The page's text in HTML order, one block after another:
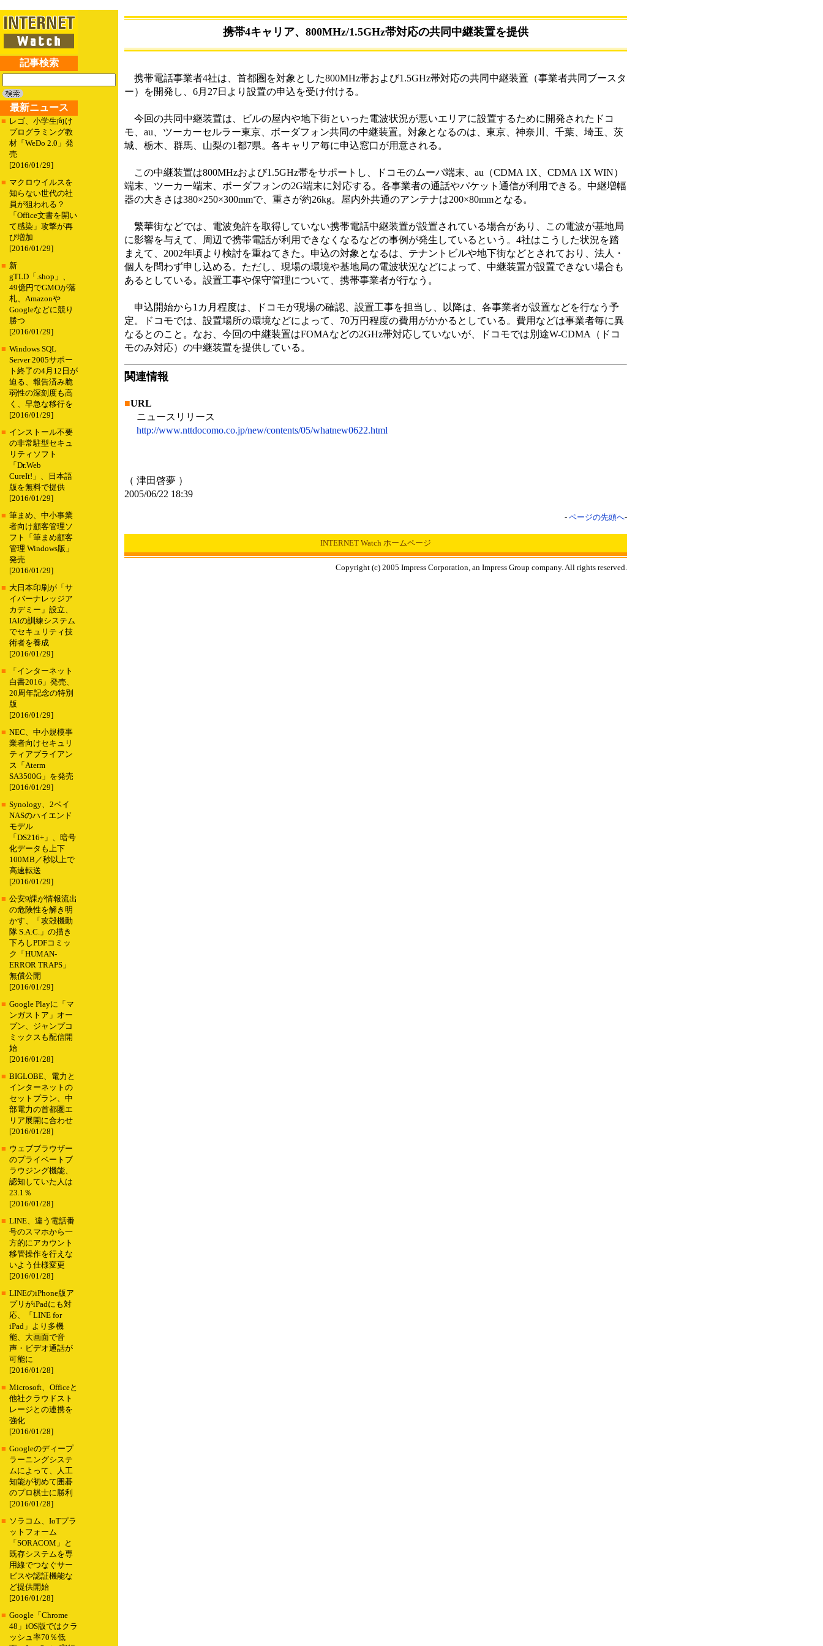
記事検索
最新ニュース
■ レゴ、小学生向け
プログラミング教
材「WeDo 2.0」発
売
[2016/01/29]
■ マクロウイルスを
知らない世代の社
員が狙われる？
「Office文書を開い
て感染」攻撃が再
び増加
[2016/01/29]
■ 新
gTLD「.shop」、
49億円でGMOが落
札、Amazonや
Googleなどに競り
勝つ
[2016/01/29]
■ Windows SQL
Server 2005サポー
ト終了の4月12日が
迫る、報告済み脆
弱性の深刻度も高
く、早急な移行を
[2016/01/29]
■ インストール不要
の非常駐型セキュ
リティソフト
「Dr.Web
CureIt!」、日本語
版を無料で提供
[2016/01/29]
■ 筆まめ、中小事業
者向け顧客管理ソ
フト「筆まめ顧客
管理 Windows版」
発売
[2016/01/29]
■ 大日本印刷が「サ
イバーナレッジア
カデミー」設立、
IAIの訓練システム
でセキュリティ技
術者を養成
[2016/01/29]
■
「インターネット
白書2016」発売、
20周年記念の特別
版
[2016/01/29]
■ NEC、中小規模事
業者向けセキュリ
ティアプライアン
ス「Aterm
SA3500G」を発売
[2016/01/29]
■ Synology、2ベイ
NASのハイエンド
モデル
「DS216+」、暗号
化データも上下
100MB／秒以上で
高速転送
[2016/01/29]
■ 公安9課が情報流出
の危険性を解き明
かす、「攻殻機動
隊 S.A.C.」の描き
下ろしPDFコミッ
ク「HUMAN-
ERROR TRAPS」
無償公開
[2016/01/29]
■ Google Playに「マ
ンガストア」オー
プン、ジャンプコ
ミックスも配信開
始
[2016/01/28]
■ BIGLOBE、電力と
インターネットの
セットプラン、中
部電力の首都圏エ
リア展開に合わせ
[2016/01/28]
■ ウェブブラウザー
のプライベートブ
ラウジング機能、
認知していた人は
23.1％
[2016/01/28]
■ LINE、違う電話番
号のスマホから一
方的にアカウント
移管操作を行えな
いよう仕様変更
[2016/01/28]
■ LINEのiPhone版ア
プリがiPadにも対
応、「LINE for
iPad」より多機
能、大画面で音
声・ビデオ通話が
可能に
[2016/01/28]
■ Microsoft、Officeと
他社クラウドスト
レージとの連携を
強化
[2016/01/28]
■ Googleのディープ
ラーニングシステ
ムによって、人工
知能が初めて囲碁
のプロ棋士に勝利
[2016/01/28]
■ ソラコム、IoTプラ
ットフォーム
「SORACOM」と
既存システムを専
用線でつなぐサー
ビスや認証機能な
ど提供開始
[2016/01/28]
■ Google「Chrome
48」iOS版ではクラ
ッシュ率70％低
携帯4キャリア、800MHz/1.5GHz帯対応の共同中継装置を提供
携帯電話事業者4社は、首都圏を対象とした800MHz帯および1.5GHz帯対応の共同中継装置（事業者共同ブースタ
ー）を開発し、6月27日より設置の申込を受け付ける。
今回の共同中継装置は、ビルの屋内や地下街といった電波状況が悪いエリアに設置するために開発されたドコ
モ、au、ツーカーセルラー東京、ボーダフォン共同の中継装置。対象となるのは、東京、神奈川、千葉、埼玉、茨
城、栃木、群馬、山梨の1都7県。各キャリア毎に申込窓口が用意される。
この中継装置は800MHzおよび1.5GHz帯をサポートし、ドコモのムーバ端末、au（CDMA 1X、CDMA 1X WIN）
端末、ツーカー端末、ボーダフォンの2G端末に対応する。各事業者の通話やパケット通信が利用できる。中継増幅
器の大きさは380×250×300mmで、重さが約26kg。屋内外共通のアンテナは200×80mmとなる。
繁華街などでは、電波免許を取得していない携帯電話中継装置が設置されている場合があり、この電波が基地局
に影響を与えて、周辺で携帯電話が利用できなくなるなどの事例が発生しているという。4社はこうした状況を踏
まえて、2002年頃より検討を重ねてきた。申込の対象となるは、テナントビルや地下街などとされており、法人・
個人を問わず申し込める。ただし、現場の環境や基地局の電波状況などによって、中継装置が設置できない場合も
あるとしている。設置工事や保守管理について、携帯事業者が行なう。
申込開始から1カ月程度は、ドコモが現場の確認、設置工事を担当し、以降は、各事業者が設置などを行なう予
定。ドコモでは、設置場所の環境などによって、70万円程度の費用がかかるとしている。費用などは事業者毎に異
なるとのこと。なお、今回の中継装置はFOMAなどの2GHz帯対応していないが、ドコモでは別途W-CDMA（ドコ
モのみ対応）の中継装置を提供している。
関連情報
■URL
ニュースリリース
http://www.nttdocomo.co.jp/new/contents/05/whatnew0622.html
（ 津田啓夢 ）
2005/06/22 18:39
- ページの先頭へ-
INTERNET Watch ホームページ
Copyright (c) 2005 Impress Corporation, an Impress Group company. All rights reserved.